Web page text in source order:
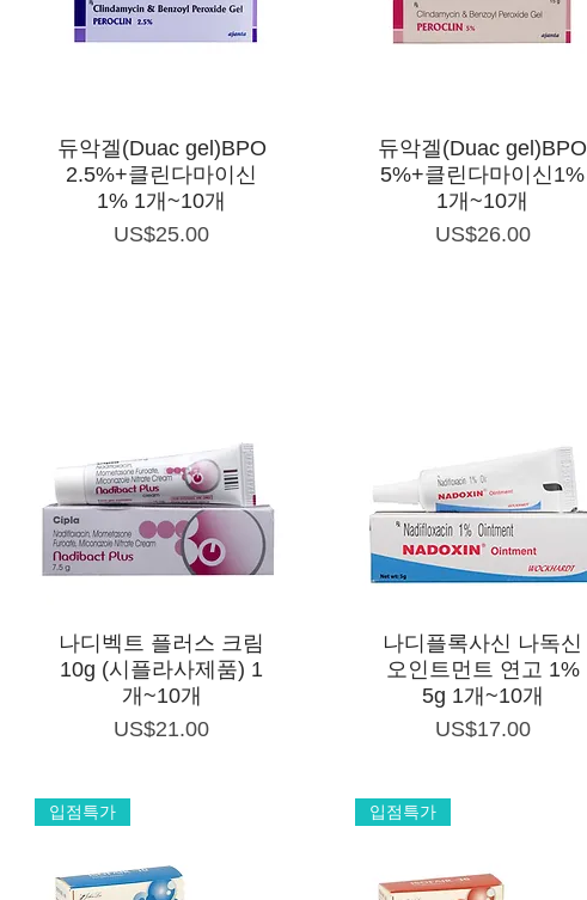
제품보기
듀악겔(Duac gel)BPO
2.5%+클린다마이신
1% 1개~10개
가격
US$25.00
제품보기
듀악겔(Duac gel)BPO
5%+클린다마이신1%
1개~10개
가격
US$26.00
제품보기
나디벡트 플러스 크림
10g (시플라사제품) 1
개~10개
가격
US$21.00
제품보기
나디플록사신 나독신
오인트먼트 연고 1%
5g 1개~10개
가격
US$17.00
입점특가 입점특가